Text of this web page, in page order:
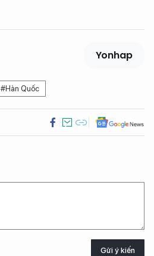
Yonhap
#Hàn Quốc
Gửi ý kiến